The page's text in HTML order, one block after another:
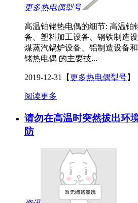
更多热电偶型号
高温铂铑热电偶的细节: 高温铂
备、塑料加工设备、钢铁制造
煤蒸汽锅炉设备、铝制造设备
铑热电偶 的主要技...
2019-12-31 【更多热电偶型号】
阅读更多
请勿在高温时突然拔出环
防